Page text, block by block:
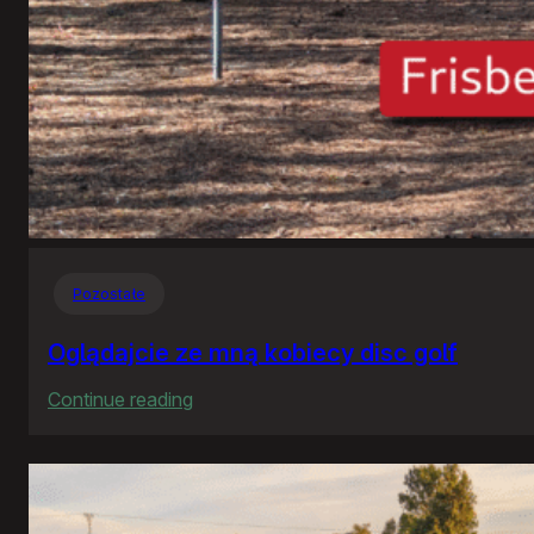
Pozostałe
Oglądajcie ze mną kobiecy disc golf
Continue reading
ze
kobiecy